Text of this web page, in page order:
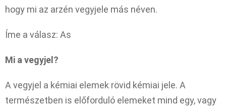
hogy mi az arzén vegyjele más néven.
Íme a válasz: As
Mi a vegyjel?
A vegyjel a kémiai elemek rövid kémiai jele. A
természetben is előforduló elemeket mind egy, vagy